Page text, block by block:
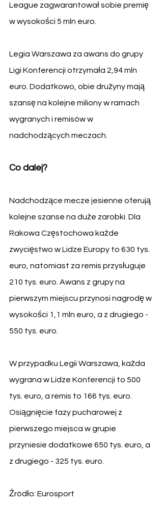
League zagwarantował sobie premię
w wysokości 5 mln euro.
Legia Warszawa za awans do grupy
Ligi Konferencji otrzymała 2,94 mln
euro. Dodatkowo, obie drużyny mają
szansę na kolejne miliony w ramach
wygranych i remisów w
nadchodzących meczach.
Co dalej?
Nadchodzące mecze jesienne oferują
kolejne szanse na duże zarobki. Dla
Rakowa Częstochowa każde
zwycięstwo w Lidze Europy to 630 tys.
euro, natomiast za remis przysługuje
210 tys. euro. Awans z grupy na
pierwszym miejscu przynosi nagrodę w
wysokości 1,1 mln euro, a z drugiego -
550 tys. euro.
W przypadku Legii Warszawa, każda
wygrana w Lidze Konferencji to 500
tys. euro, a remis to 166 tys. euro.
Osiągnięcie fazy pucharowej z
pierwszego miejsca w grupie
przyniesie dodatkowe 650 tys. euro, a
z drugiego - 325 tys. euro.
Źródło: Eurosport